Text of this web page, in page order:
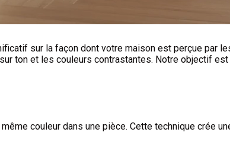
sur la façon dont votre maison est perçue par
ton et les couleurs contrastantes. Notre objectif
couleur dans une pièce. Cette technique crée